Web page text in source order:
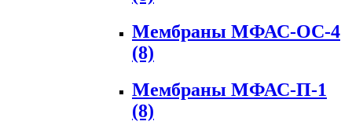
Мембраны МФАС-ОС-4
(8)
Мембраны МФАС-П-1
(8)